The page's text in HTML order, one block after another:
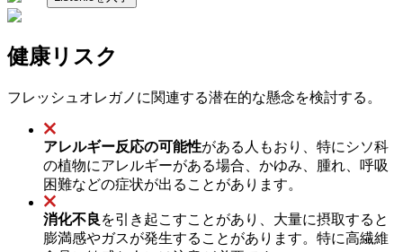
健康リスク
フレッシュオレガノに関連する潜在的な懸念を検討する。
アレルギー反応の可能性がある人もおり、特にシソ科
の植物にアレルギーがある場合、かゆみ、腫れ、呼吸
困難などの症状が出ることがあります。
消化不良 を引き起こすことがあり、大量に摂取すると
膨満感やガスが発生することがあります。特に高繊維